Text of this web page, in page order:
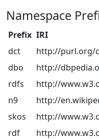
Namespace
Prefix IRI
dct
http://purl.org/
dbo
http://
rdfs
http://
n9
http://
skos
http://
rdf
http://